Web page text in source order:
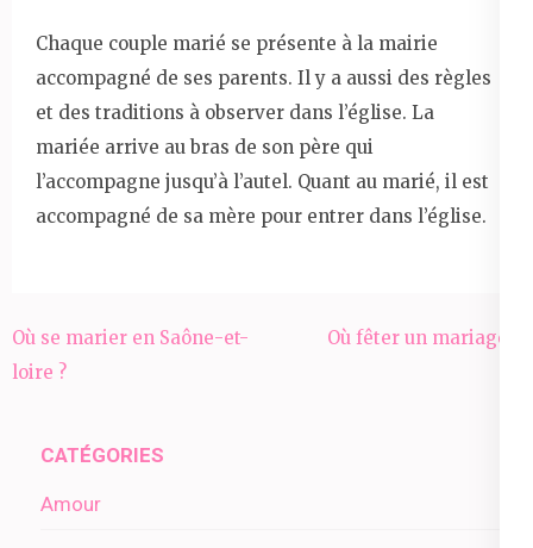
Chaque couple marié se présente à la mairie
accompagné de ses parents. Il y a aussi des règles
et des traditions à observer dans l’église. La
mariée arrive au bras de son père qui
l’accompagne jusqu’à l’autel. Quant au marié, il est
accompagné de sa mère pour entrer dans l’église.
Navigation
de
Où se marier en Saône-et-
loire ?
Où fêter un mariage ?
CATÉGORIES
Amour